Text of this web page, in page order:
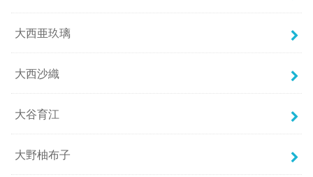
大西亜玖璃
大西沙織
大谷育江
大野柚布子